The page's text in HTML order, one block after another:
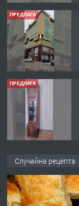
ПРЕДЛАГА
ПРЕДЛАГА
Случайна рецепта